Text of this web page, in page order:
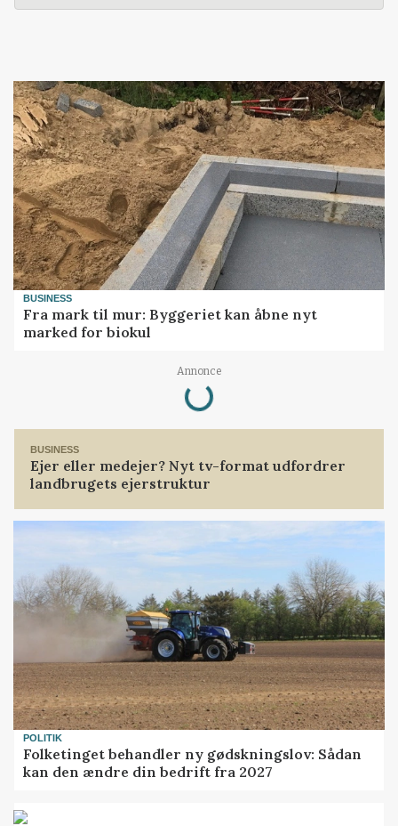
BUSINESS
Fra mark til mur: Byggeriet kan åbne nyt
marked for biokul
Annonce
Loading...
BUSINESS
Ejer eller medejer? Nyt tv-format udfordrer
landbrugets ejerstruktur
POLITIK
Folketinget behandler ny gødskningslov: Sådan
kan den ændre din bedrift fra 2027